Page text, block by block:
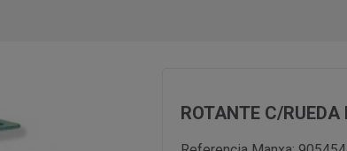
ROTANTE C/